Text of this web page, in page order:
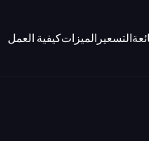
كيفية العملالميزات التسعير